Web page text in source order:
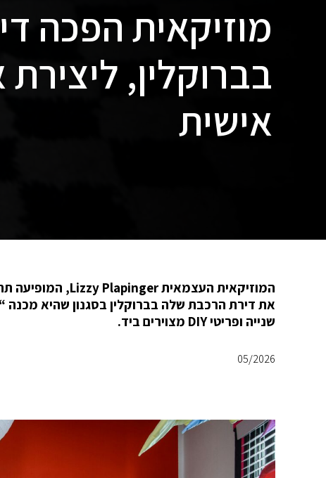
מוזיקאית הפכה
בברוקלין,
אישית
שנייה ופריטי DIY מצוירים ביד.
05/2026